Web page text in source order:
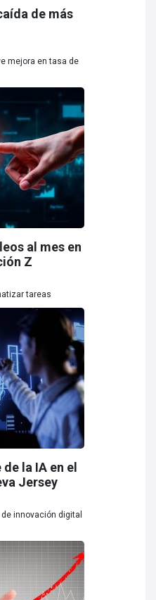
de más
mejora en tasa de
al mes en
Z
tareas
la IA en el
Jersey
innovación digital